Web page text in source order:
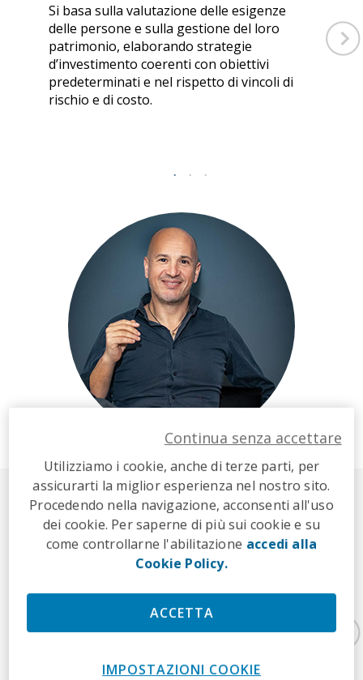
Si basa sulla valutazione delle esigenze
delle persone e sulla gestione del loro
patrimonio, elaborando strategie
d’investimento coerenti con obiettivi
predeterminati e nel rispetto di vincoli di
rischio e di costo.
IL MIO PERCORSO PROFESSIONALE
Utilizziamo i cookie, anche di terze parti, per
assicurarti la miglior esperienza nel nostro sito.
Procedendo nella navigazione, acconsenti all'uso
dei cookie. Per saperne di più sui cookie e su
come controllarne l'abilitazione accedi alla
Cookie Policy.
ACCETTA
IMPOSTAZIONI COOKIE
Continua senza accettare